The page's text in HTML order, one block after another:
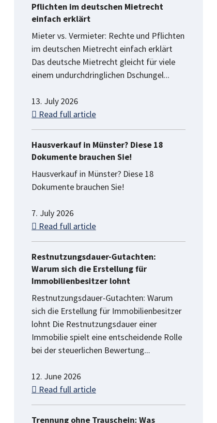
Pflichten im deutschen Mietrecht
einfach erklärt
Mieter vs. Vermieter: Rechte und Pflichten
im deutschen Mietrecht einfach erklärt
Das deutsche Mietrecht gleicht für viele
einem undurchdringlichen Dschungel...
13. July 2026
Read full article
Hausverkauf in Münster? Diese 18
Dokumente brauchen Sie!
Hausverkauf in Münster? Diese 18
Dokumente brauchen Sie!
7. July 2026
Read full article
Restnutzungsdauer-Gutachten:
Warum sich die Erstellung für
Immobilienbesitzer lohnt
Restnutzungsdauer-Gutachten: Warum
sich die Erstellung für Immobilienbesitzer
lohnt Die Restnutzungsdauer einer
Immobilie spielt eine entscheidende Rolle
bei der steuerlichen Bewertung...
12. June 2026
Read full article
Trennung ohne Trauschein: Was